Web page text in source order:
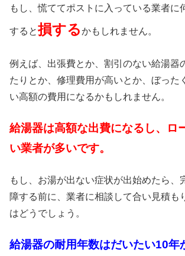
もし、慌ててポストに入っている業者に
すると損するかもしれません。
例えば、出張費とか、割引のない給湯器
たりとか、修理費用が高いとか、ぼった
い高額の費用になるかもしれません。
給湯器は高額な出費になるし、ロ
い業者が多いです。
もし、お湯が出ない症状が出始めたら、
障する前に、業者に相談して合い見積も
はどうでしょう。
給湯器の耐用年数はだいたい10年